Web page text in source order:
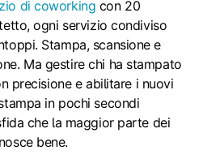
di coworking con 20
ogni servizio condiviso
Stampa, scansione e
Ma gestire chi ha stampato
precisione e abilitare i nuovi
in pochi secondi
che la maggior parte dei
bene.